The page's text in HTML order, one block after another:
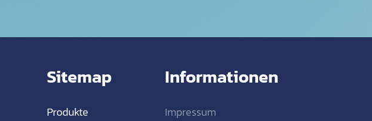
Sitemap
Produkte
Informationen
Impressum